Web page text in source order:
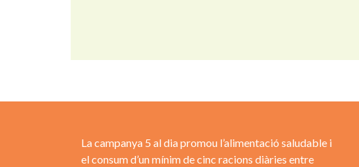
La campanya 5 al dia promou l’alimentació saludable i
el consum d’un mínim de cinc racions diàries entre